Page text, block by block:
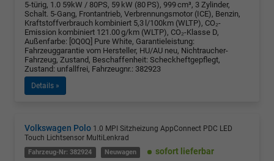
5-türig, 1.0 59kW / 80PS, 59 kW (80 PS), 999 cm³, 3 Zylinder,
Schalt. 5-Gang, Frontantrieb, Verbrennungsmotor (ICE), Benzin,
Kraftstoffverbrauch kombiniert 5,3 l/100km (WLTP), CO₂-
Emission kombiniert 121.00 g/km (WLTP), CO₂-Klasse D,
Außenfarbe: [0Q0Q] Pure White, Garantieleistung:
Fahrzeuggarantie vom Hersteller, HU/AU neu, Nichtraucher-
Fahrzeug, Zustand, Beschaffenheit: Scheckheftgepflegt,
Zustand: unfallfrei, Fahrzeugnr.: 382923
Details »
Volkswagen Polo 1.0 MPI Sitzheizung AppConnect PDC LED
Touch Lichtsensor MultiLenkrad
Fahrzeug-Nr: 382924 Neuwagen sofort lieferbar